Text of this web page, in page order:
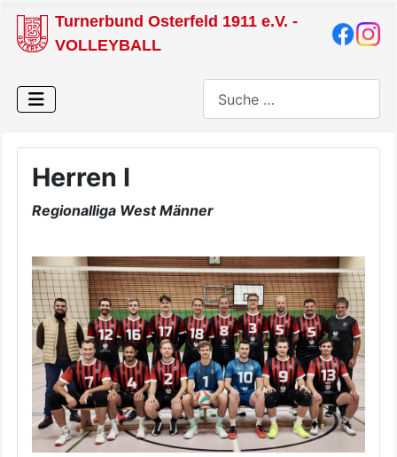
Turnerbund Osterfeld 1911 e.V. -
VOLLEYBALL
Herren I
Regionalliga West Männer